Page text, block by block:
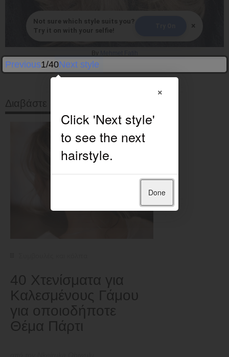
Not sure which style suits you?
Try it on with your selfie!
×
By
Previous1/40Next style
Διαβάστε στη συνέχεια
40 Χτενίσματα για
Καλεσμένους Γάμου
για οποιοδήποτε
Θέμα Πάρτι
×
Done